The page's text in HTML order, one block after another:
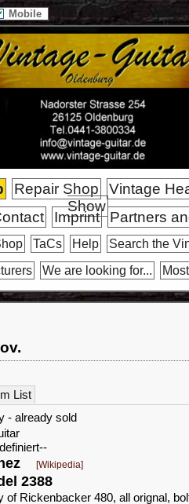
Mobile
Repair Shop
Vintage
Show
Imprint Partners
TaCs Help
Search the
We are looking for...
List
- already sold
[Wikipedia]
2388
of Rickenbacker 480, all orignal,